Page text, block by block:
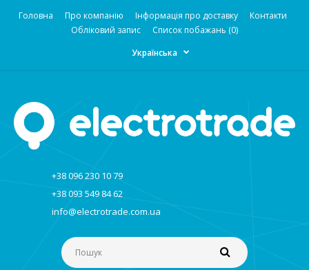
Головна Про компанію Інформація про доставку
Контакти
Обліковий запис
Список побажань (0)
Українська
+38 096 230 10 79
+38 093 549 84 62
info@electrotrade.com.ua